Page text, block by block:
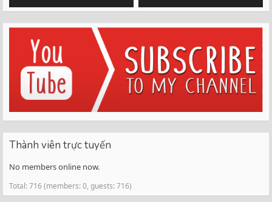
Thành viên trực tuyến
No members online now.
Total: 716 (members: 0, guests: 716)